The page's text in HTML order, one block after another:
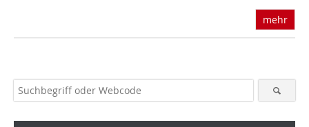
mehr